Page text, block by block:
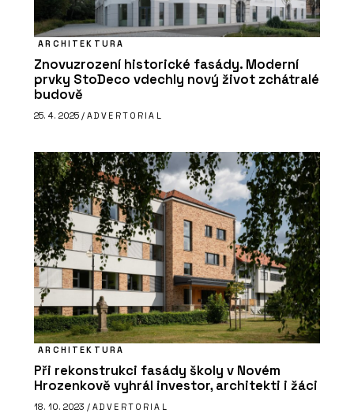
ARCHITEKTURA
Znovuzrození historické fasády. Moderní
prvky StoDeco vdechly nový život zchátralé
budově
25. 4. 2025 / ADVERTORIAL
ARCHITEKTURA
Při rekonstrukci fasády školy v Novém
Hrozenkově vyhrál investor, architekti i žáci
18. 10. 2023 / ADVERTORIAL